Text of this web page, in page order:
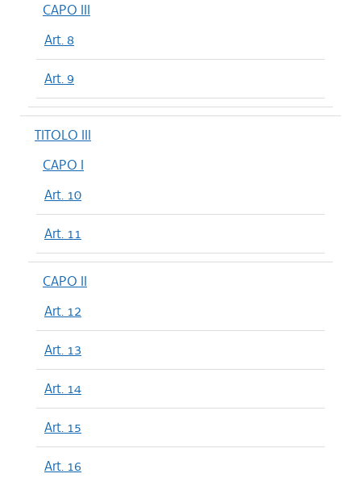
CAPO III
Art. 8
Art. 9
TITOLO III
CAPO I
Art. 10
Art. 11
CAPO II
Art. 12
Art. 13
Art. 14
Art. 15
Art. 16